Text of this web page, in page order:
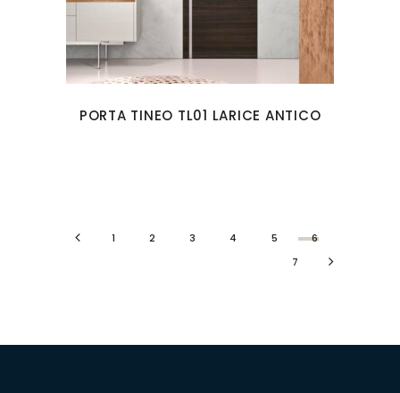
PORTA TINEO TL01 LARICE ANTICO
1 2 3 4 5
6
7